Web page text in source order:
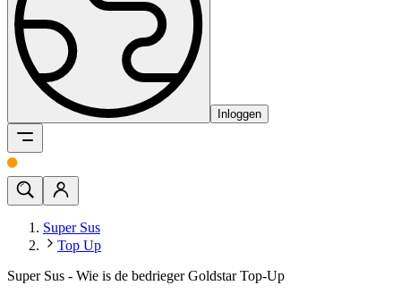
Inloggen
Super Sus
Top Up
Super Sus - Wie is de bedrieger Goldstar Top-Up